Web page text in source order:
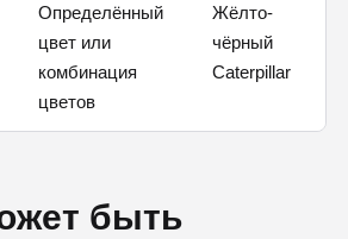
Определённый
цвет или
комбинация
цветов
Жёлто-
чёрный
Caterpillar
быть